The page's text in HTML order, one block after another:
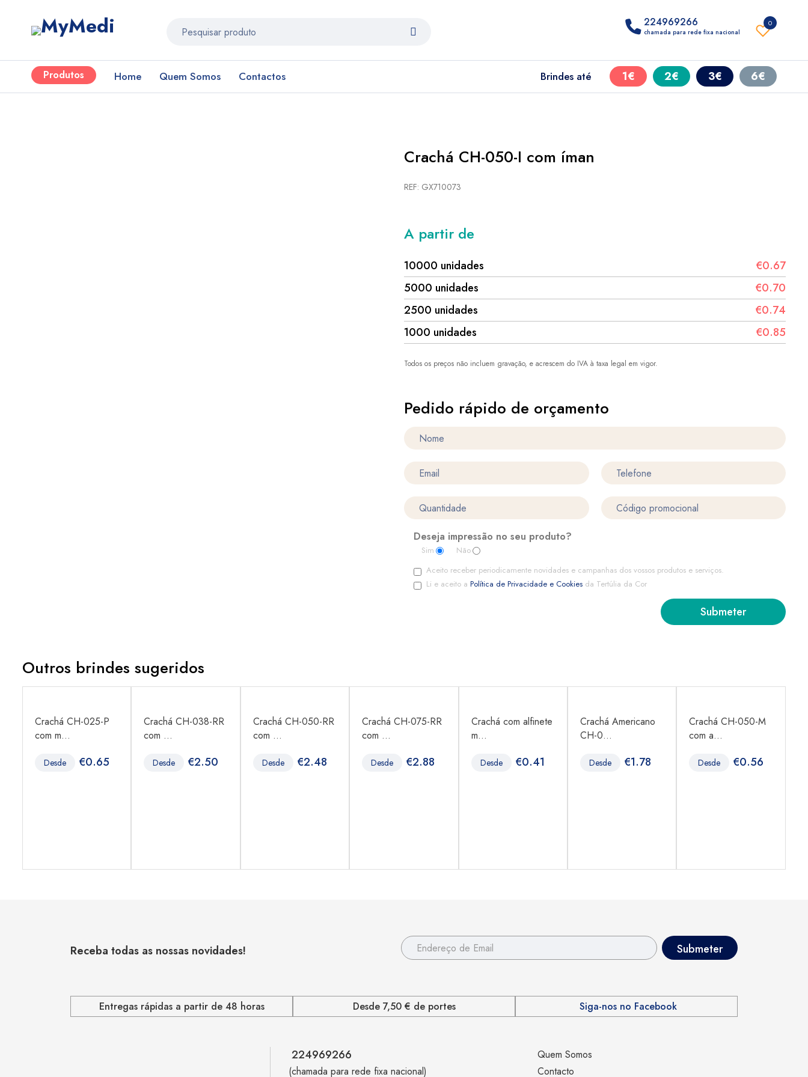
0
224969266
chamada para rede fixa nacional
Produtos Home Quem Somos Contactos Brindes até 1€ 2€ 3€ 6€
Crachá CH-050-I com íman
REF: GX710073
A partir de
10000 unidades
€0.67
5000 unidades
€0.70
2500 unidades
€0.74
1000 unidades
€0.85
Todos os preços não incluem gravação, e acrescem do IVA à taxa legal em vigor.
Pedido rápido de orçamento
Deseja impressão no seu produto?
Sim
Não
Aceito receber periodicamente novidades e campanhas dos vossos produtos e serviços.
Li e aceito a Política de Privacidade e Cookies da Tertúlia da Cor
Outros brindes sugeridos
Crachá CH-025-P
com m...
Desde €0.65
Crachá CH-038-RR
com ...
Desde €2.50
Crachá CH-050-RR
com ...
Desde €2.48
Crachá CH-075-RR
com ...
Desde €2.88
Crachá com alfinete
m...
Desde €0.41
Crachá Americano
CH-0...
Desde €1.78
Crachá CH-050-M
com a...
Desde €0.56
Receba todas as nossas novidades!
Entregas rápidas a partir de 48 horas Desde 7,50 € de portes Siga-nos no Facebook
224969266
(chamada para rede fixa nacional)
Quem Somos
Contacto